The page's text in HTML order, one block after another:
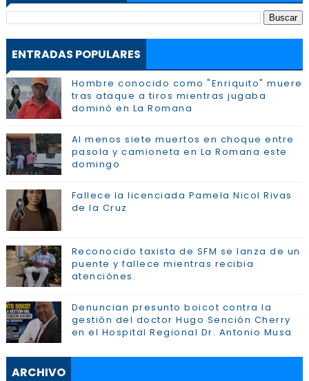
ENTRADAS POPULARES
Hombre conocido como "Enriquito" muere
tras ataque a tiros mientras jugaba
dominó en La Romana
Al menos siete muertos en choque entre
pasola y camioneta en La Romana este
domingo
Fallece la licenciada Pamela Nicol Rivas
de la Cruz
Reconocido taxista de SFM se lanza de un
puente y fallece mientras recibia
atenciónes.
Denuncian presunto boicot contra la
gestión del doctor Hugo Sención Cherry
en el Hospital Regional Dr. Antonio Musa
ARCHIVO